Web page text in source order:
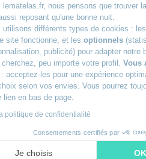
lematelas.fr, nous pensons que trouver la
reposant qu'une bonne nuit.
utilisons différents types de cookies : les
site fonctionne, et les optionnels
publicité) pour adapter notre
peu importe votre profil. Vous
: acceptez-les pour une expérience
selon vos envies. Vous pourrez
lien en bas de page.
politique de confidentialité
Consentements certifiés par
Je choisis